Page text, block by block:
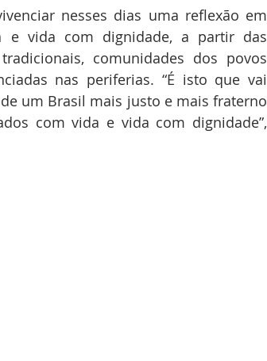
nesses dias uma reflexão em
e vida com dignidade, a partir das
comunidades dos povos
nas periferias. “É isto que vai
um Brasil mais justo e mais fraterno
com vida e vida com dignidade”,